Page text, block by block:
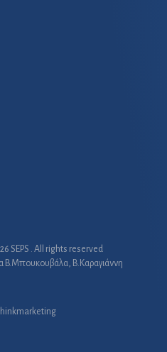
SEPS . All rights reserved
B.Μπουκουβάλα, Β.Καραγιάννη